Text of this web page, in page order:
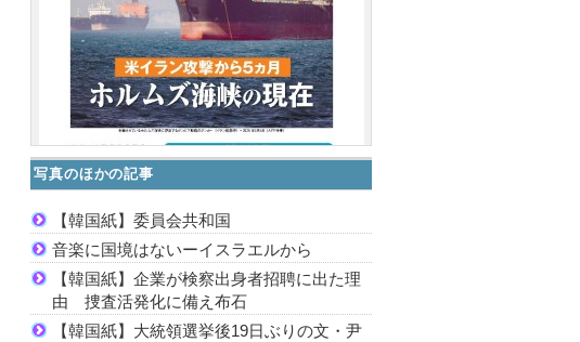
写真のほかの記事
【韓国紙】委員会共和国
音楽に国境はないーイスラエルから
【韓国紙】企業が検察出身者招聘に出た理
由 捜査活発化に備え布石
【韓国紙】大統領選挙後19日ぶりの文・尹